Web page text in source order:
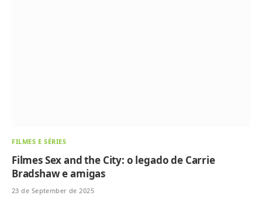
FILMES E SÉRIES
Filmes Sex and the City: o legado de Carrie
Bradshaw e amigas
23 de September de 2025